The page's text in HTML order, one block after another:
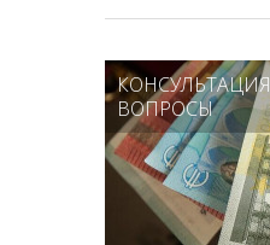
КОНСУЛЬТАЦИЯ
ВОПРОСЫ